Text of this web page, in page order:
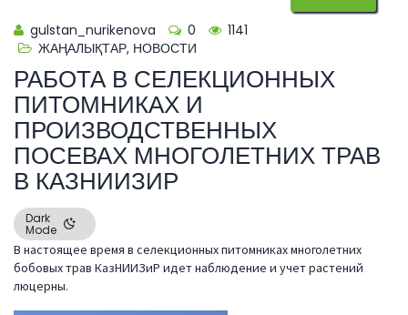
gulstan_nurikenova 0
1141
ЖАҢАЛЫҚТАР, НОВОСТИ
РАБОТА В СЕЛЕКЦИОННЫХ
ПИТОМНИКАХ И
ПРОИЗВОДСТВЕННЫХ
ПОСЕВАХ МНОГОЛЕТНИХ ТРАВ
В КАЗНИИЗИР
Dark
Mode
В настоящее время в селекционных питомниках многолетних
бобовых трав КазНИИЗиР идет наблюдение и учет растений
люцерны.